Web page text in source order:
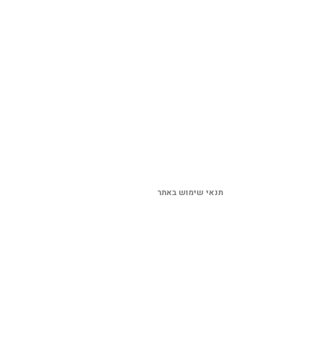
תנאי שימוש באתר